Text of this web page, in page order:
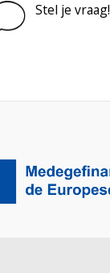
Stel je vraag!